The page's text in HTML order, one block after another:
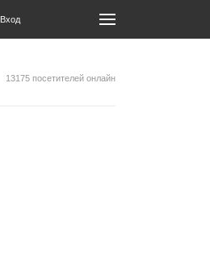
Вход
13175 посетителей онлайн